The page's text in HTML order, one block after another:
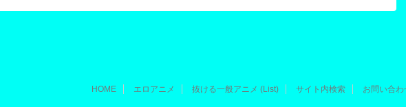
HOME エロアニメ 抜ける一般アニメ (List) サイト内検索 お問い合わ